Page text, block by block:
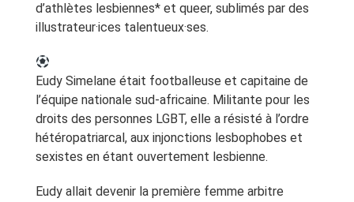
d’athlètes lesbiennes* et queer, sublimés par des
illustrateur·ices talentueux·ses.
Eudy Simelane était footballeuse et capitaine de
l’équipe nationale sud-africaine. Militante pour les
droits des personnes LGBT, elle a résisté à l’ordre
hétéropatriarcal, aux injonctions lesbophobes et
sexistes en étant ouvertement lesbienne.
Eudy allait devenir la première femme arbitre